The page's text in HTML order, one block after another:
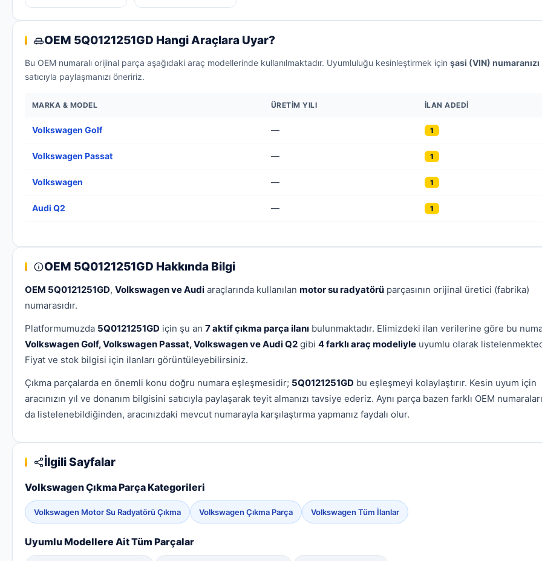
OEM 5Q0121251GD Hangi Araçlara Uyar?
Bu OEM numaralı orijinal parça aşağıdaki araç modellerinde kullanılmaktadır. Uyumluluğu kesinleştirmek için şasi (VIN) numaranızı
satıcıyla paylaşmanızı öneririz.
MARKA & MODEL ÜRETIM YILI İLAN ADEDI
Volkswagen Golf — 1
Volkswagen Passat — 1
Volkswagen — 1
Audi Q2 — 1
OEM 5Q0121251GD Hakkında Bilgi
OEM 5Q0121251GD, Volkswagen ve Audi araçlarında kullanılan motor su radyatörü parçasının orijinal üretici (fabrika)
numarasıdır.
Platformumuzda 5Q0121251GD için şu an 7 aktif çıkma parça ilanı bulunmaktadır. Elimizdeki ilan verilerine göre bu
Volkswagen Golf, Volkswagen Passat, Volkswagen ve Audi Q2 gibi 4 farklı araç modeliyle uyumlu olarak
Fiyat ve stok bilgisi için ilanları görüntüleyebilirsiniz.
Çıkma parçalarda en önemli konu doğru numara eşleşmesidir; 5Q0121251GD bu eşleşmeyi kolaylaştırır. Kesin uyum için
aracınızın yıl ve donanım bilgisini satıcıyla paylaşarak teyit almanızı tavsiye ederiz. Aynı parça bazen farklı OEM
da listelenebildiğinden, aracınızdaki mevcut numarayla karşılaştırma yapmanız faydalı olur.
İlgili Sayfalar
Volkswagen Çıkma Parça Kategorileri
Volkswagen Motor Su Radyatörü Çıkma Volkswagen Çıkma Parça Volkswagen Tüm İlanlar
Uyumlu Modellere Ait Tüm Parçalar